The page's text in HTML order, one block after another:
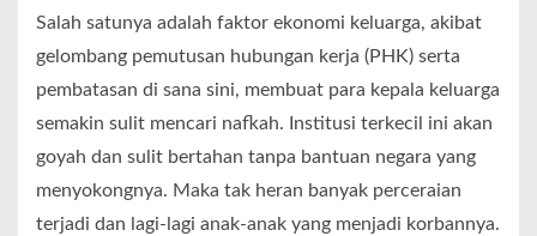
Salah satunya adalah faktor ekonomi keluarga, akibat
gelombang pemutusan hubungan kerja (PHK) serta
pembatasan di sana sini, membuat para kepala keluarga
semakin sulit mencari nafkah. Institusi terkecil ini akan
goyah dan sulit bertahan tanpa bantuan negara yang
menyokongnya. Maka tak heran banyak perceraian
terjadi dan lagi-lagi anak-anak yang menjadi korbannya.